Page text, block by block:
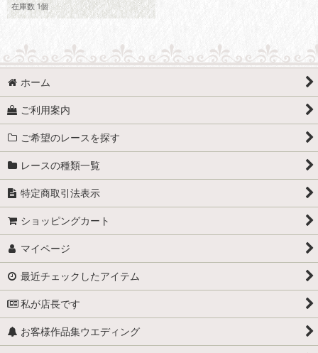
在庫数 1個
ホーム
ご利用案内
ご希望のレースを探す
レースの種類一覧
特定商取引法表示
ショッピングカート
マイページ
最近チェックしたアイテム
私が店長です
お客様作品集ウエディング